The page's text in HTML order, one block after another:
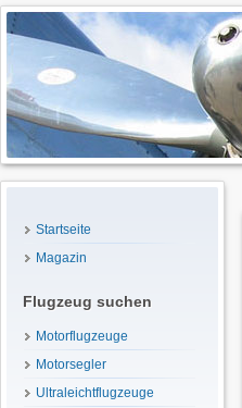
Startseite
Magazin
Flugzeug suchen
Motorflugzeuge
Motorsegler
Ultraleichtflugzeuge